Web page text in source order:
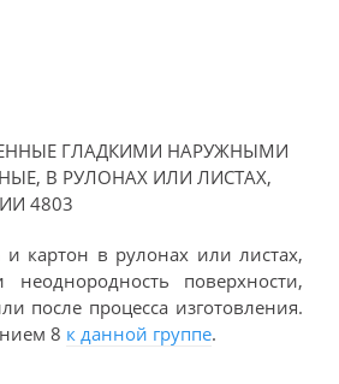
ГЛАДКИМИ НАРУЖНЫМИ
В РУЛОНАХ ИЛИ ЛИСТАХ,
4803
картон в рулонах или листах,
поверхности,
после процесса изготовления.
8 к данной группе.